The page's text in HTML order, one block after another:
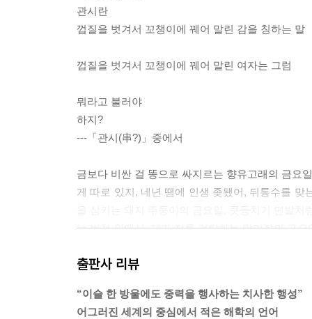
관시란
껍질을 벗겨서 꼬챙이에 꿰어 말린 감을 칭하는 말
껍질을 벗겨서 꼬챙이에 꿰어 말린 여자는 그럼
뭐라고 불러야
하지?
---「관시(串?)」중에서
금보다 비싼 걸 똥으로 싸지르는 향유고래의 금요
게 따로 있지, 네년 땜에 인생 좆됐어, 뒤통수를
는 번철 위에서, 제가 저를 겁탈하는 말미잘의 금요
먹먹한 손에 먹먹하기 짝이 없는 돌을 쥐고서
출판사 리뷰
“이슬 한 방울에도 중력을 행사하는 치사한 행성”
어그러진 세계의 중심에서 적은 해학의 언어